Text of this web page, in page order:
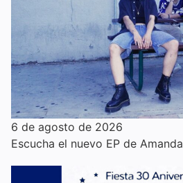
6 de agosto de 2026
Escucha el nuevo EP de Amanda